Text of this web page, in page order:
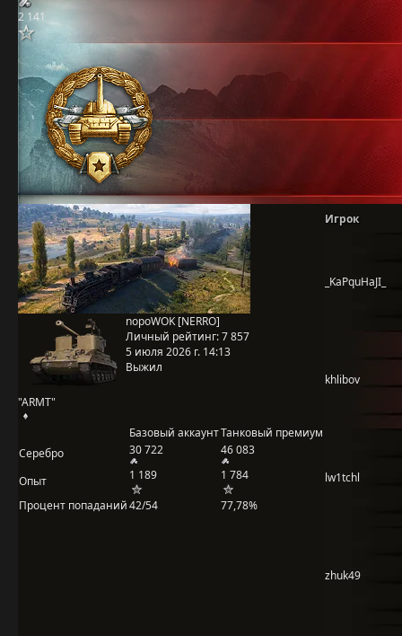
2 141
"ARMT"
nopoWOK [NERRO]
Личный рейтинг:7 857
5 июля 2026 г. 14:13
Выжил
Базовый аккаунтТанковый премиум
Серебро
30 722 46 083
Опыт 1 189
1 784
Процент попаданий42/54 77,78%
Игрок
_KaPquHaJI_
khlibov
lw1tchl
zhuk49